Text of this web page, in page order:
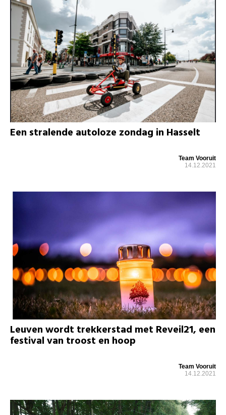
Een stralende autoloze zondag in Hasselt
Team Vooruit
14.12.2021
Leuven wordt trekkerstad met Reveil21, een
festival van troost en hoop
Team Vooruit
14.12.2021